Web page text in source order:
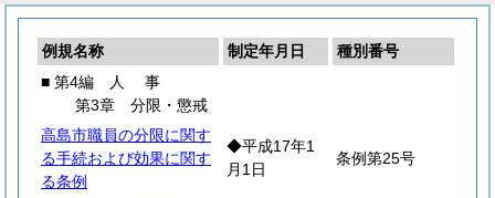
例規名称 制定年月日
種別番号
■ 第4編
人 事
第3章 分限・懲戒
高島市職員の分限に関す
る手続および効果に関す
る条例
◆平成17年1
月1日
条例第25号